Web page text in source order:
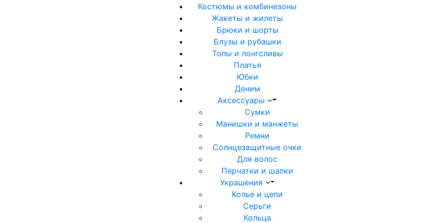
Костюмы и комбинезоны
Жакеты и жилеты
Брюки и шорты
Блузы и рубашки
Топы и лонгсливы
Платья
Юбки
Деним
Аксессуары
Сумки
Манишки и манжеты
Ремни
Солнцезащитные очки
Для волос
Перчатки и шапки
Украшения
Колье и цепи
Серьги
Кольца